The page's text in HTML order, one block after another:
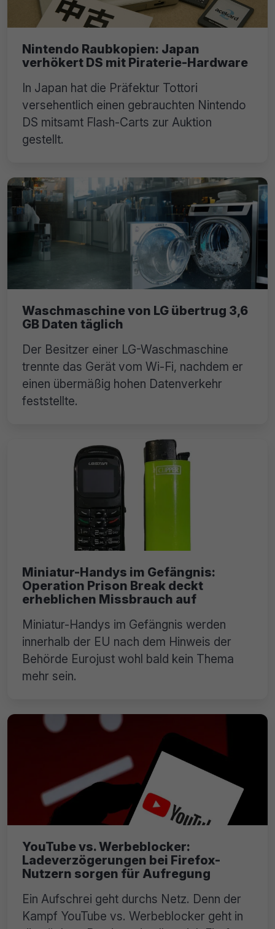
Nintendo Raubkopien: Japan
verhökert DS mit Piraterie-Hardware
In Japan hat die Präfektur Tottori
versehentlich einen gebrauchten Nintendo
DS mitsamt Flash-Carts zur Auktion
gestellt.
Waschmaschine von LG übertrug 3,6
GB Daten täglich
Der Besitzer einer LG-Waschmaschine
trennte das Gerät vom Wi-Fi, nachdem er
einen übermäßig hohen Datenverkehr
feststellte.
Miniatur-Handys im Gefängnis:
Operation Prison Break deckt
erheblichen Missbrauch auf
Miniatur-Handys im Gefängnis werden
innerhalb der EU nach dem Hinweis der
Behörde Eurojust wohl bald kein Thema
mehr sein.
YouTube vs. Werbeblocker:
Ladeverzögerungen bei Firefox-
Nutzern sorgen für Aufregung
Ein Aufschrei geht durchs Netz. Denn der
Kampf YouTube vs. Werbeblocker geht in